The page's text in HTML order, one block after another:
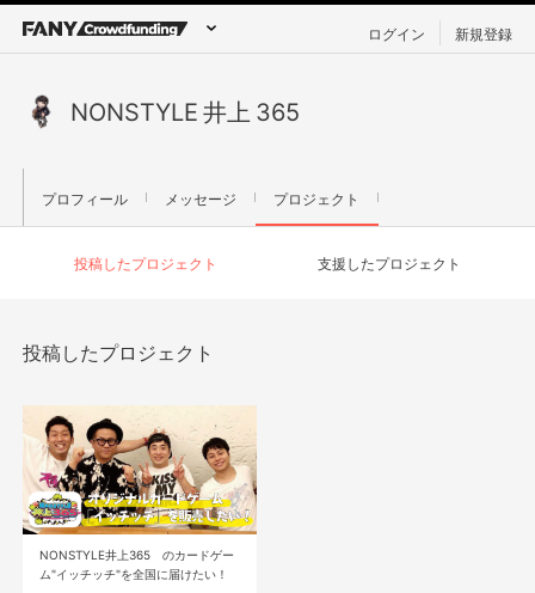
ログイン 新規登録
NONSTYLE 井上 365
プロフィール メッセージ プロジェクト
投稿したプロジェクト 支援したプロジェクト
投稿したプロジェクト
NONSTYLE井上365 のカードゲー
ム"イッチッチ"を全国に届けたい！